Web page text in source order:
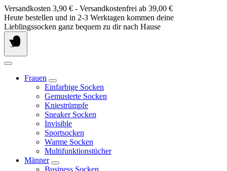
Springe
zum
Inhalt
Versandkosten 3,90 € - Versandkostenfrei ab 39,00 €
Heute bestellen und in 2-3 Werktagen kommen deine
Lieblingssocken ganz bequem zu dir nach Hause
Frauen
Einfarbige Socken
Gemusterte Socken
Kniestrümpfe
Sneaker Socken
Invisible
Sportsocken
Warme Socken
Multifunktionstücher
Männer
Business Socken